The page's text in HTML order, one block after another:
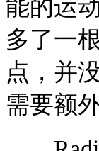
能的运
多了一
点，并
需要额